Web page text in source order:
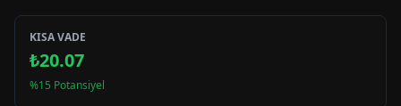
KISA VADE
₺20.07
%15 Potansiyel